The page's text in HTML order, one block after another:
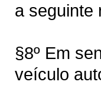
a seguinte
§8º Em
veículo